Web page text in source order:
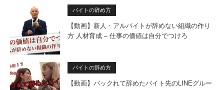
バイトの辞め方
【動画】新人・アルバイトが辞めない組織の作り
方 人材育成 – 仕事の価値は自分でつけろ
バイトの辞め方
【動画】バックれて辞めたバイト先のLINEグルー